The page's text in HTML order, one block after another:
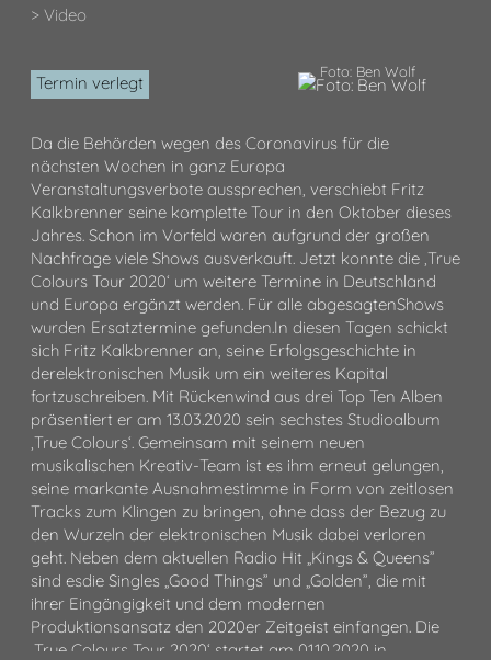
> Video
Termin verlegt
Foto: Ben Wolf
Da die Behörden wegen des Coronavirus für die
nächsten Wochen in ganz Europa
Veranstaltungsverbote aussprechen, verschiebt Fritz
Kalkbrenner seine komplette Tour in den Oktober dieses
Jahres. Schon im Vorfeld waren aufgrund der großen
Nachfrage viele Shows ausverkauft. Jetzt konnte die ‚True
Colours Tour 2020‘ um weitere Termine in Deutschland
und Europa ergänzt werden. Für alle abgesagtenShows
wurden Ersatztermine gefunden.In diesen Tagen schickt
sich Fritz Kalkbrenner an, seine Erfolgsgeschichte in
derelektronischen Musik um ein weiteres Kapital
fortzuschreiben. Mit Rückenwind aus drei Top Ten Alben
präsentiert er am 13.03.2020 sein sechstes Studioalbum
‚True Colours‘. Gemeinsam mit seinem neuen
musikalischen Kreativ-Team ist es ihm erneut gelungen,
seine markante Ausnahmestimme in Form von zeitlosen
Tracks zum Klingen zu bringen, ohne dass der Bezug zu
den Wurzeln der elektronischen Musik dabei verloren
geht. Neben dem aktuellen Radio Hit „Kings & Queens”
sind esdie Singles „Good Things” und „Golden”, die mit
ihrer Eingängigkeit und dem modernen
Produktionsansatz den 2020er Zeitgeist einfangen. Die
‚True Colours Tour 2020‘ startet am 01.10.2020 in